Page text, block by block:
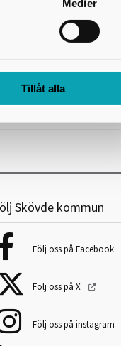
Medier
Tillåt alla
form av dialog inte
just nu många verk som
de senaste årens
Hur såg en
är verken som vi har
kommer vi
förvärvat denna konst
Skövde kommun
Följ oss på Facebook
Följ oss på X
Följ oss på instagram